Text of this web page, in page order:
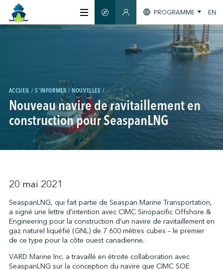
CERTIFICATION
MEMBRES
GREENTECH
S'INFORMER
NOUS JOINDRE
GUIDE INTELLIGENT
SECTION MEMBRES
PROGRAMME EN
ACCUEIL S'INFORMER NOUVELLES
Nouveau navire de ravitaillement en
construction pour SeaspanLNG
20 mai 2021
SeaspanLNG, qui fait partie de Seaspan Marine Transportation,
a signé une lettre d’intention avec CIMC Sinopacific Offshore &
Engineering pour la construction d’un navire de ravitaillement en
gaz naturel liquéfié (GNL) de 7 600 mètres cubes – le premier
de ce type pour la côte ouest canadienne.
VARD Marine Inc. a travaillé en étroite collaboration avec
SeaspanLNG sur la conception du navire que CIMC SOE